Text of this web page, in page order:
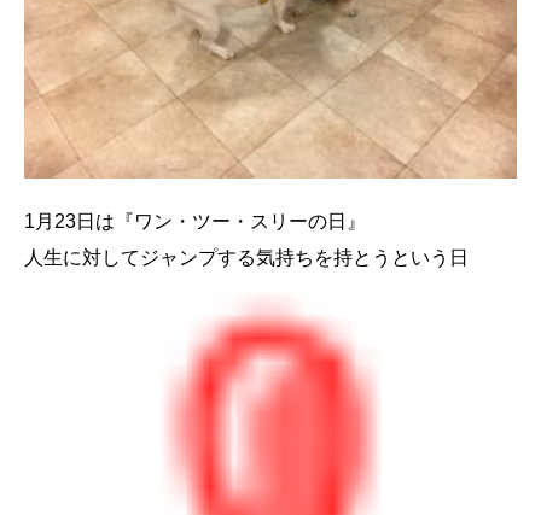
1月23日は『ワン・ツー・スリーの日』
人生に対してジャンプする気持ちを持とうという日